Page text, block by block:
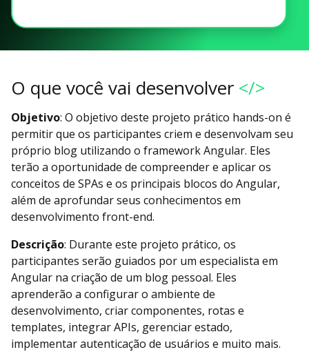
O que você vai desenvolver </>
Objetivo: O objetivo deste projeto prático hands-on é
permitir que os participantes criem e desenvolvam seu
próprio blog utilizando o framework Angular. Eles
terão a oportunidade de compreender e aplicar os
conceitos de SPAs e os principais blocos do Angular,
além de aprofundar seus conhecimentos em
desenvolvimento front-end.
Descrição: Durante este projeto prático, os
participantes serão guiados por um especialista em
Angular na criação de um blog pessoal. Eles
aprenderão a configurar o ambiente de
desenvolvimento, criar componentes, rotas e
templates, integrar APIs, gerenciar estado,
implementar autenticação de usuários e muito mais.